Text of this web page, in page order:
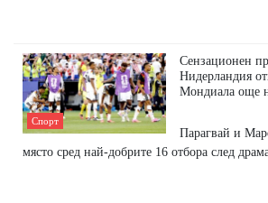
Спорт
Сензационен
Нидерландия
Мондиала още
Парагвай и
място сред най-добрите 16 отбора след